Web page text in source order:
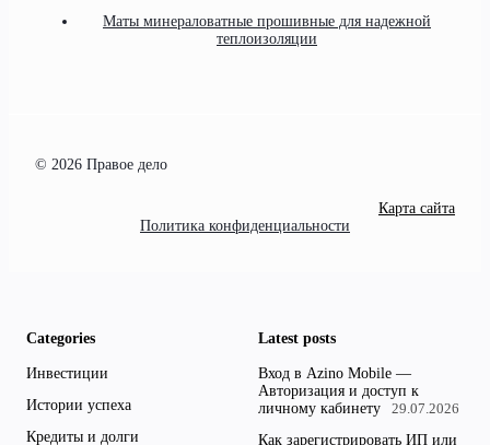
Маты минераловатные прошивные для надежной
теплоизоляции
© 2026 Правое дело
Карта сайта
Политика конфиденциальности
Categories
Инвестиции
Истории успеха
Кредиты и долги
Latest posts
Вход в Azino Mobile —
Авторизация и доступ к
личному кабинету
29.07.2026
Как зарегистрировать ИП или